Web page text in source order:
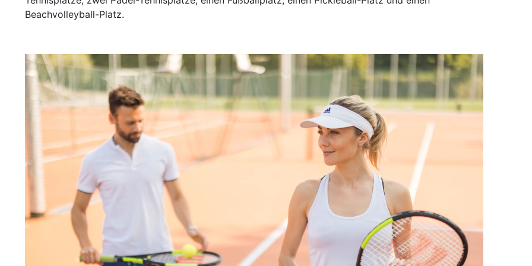
Beachvolleyball-Platz.